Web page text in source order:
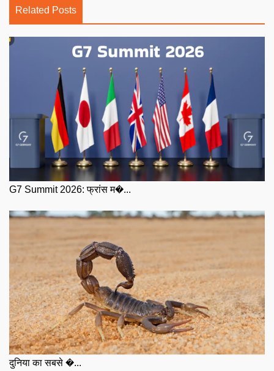
Related Posts
G7 Summit 2026: फ्रांस म�...
दुनिया का सबसे �...